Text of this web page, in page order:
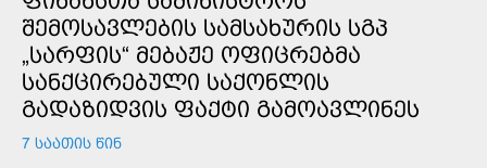
ᲨᲔᲛᲝᲡᲐᲕᲚᲔᲑᲘᲡ ᲡᲐᲛᲡᲐᲮᲣᲠᲘᲡ ᲡᲒᲞ
„ᲡᲐᲠᲤᲘᲡ“ ᲛᲔᲑᲐᲟᲔ ᲝᲤᲘᲪᲠᲔᲑᲛᲐ
ᲡᲐᲜᲥᲪᲘᲠᲔᲑᲣᲚᲘ ᲡᲐᲥᲝᲜᲚᲘᲡ
ᲒᲐᲓᲐᲖᲘᲓᲕᲘᲡ ᲤᲐᲥᲢᲘ ᲒᲐᲛᲝᲐᲕᲚᲘᲜᲔᲡ
7 ᲡᲐᲐᲗᲘᲡ ᲬᲘᲜ